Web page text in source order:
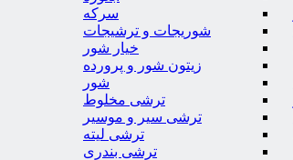
سرکه
شوریجات و ترشیجات
خیار شور
زیتون شور و پرورده
شور
ترشی مخلوط
ترشی سیر و موسیر
ترشی لیته
ترشی بندری